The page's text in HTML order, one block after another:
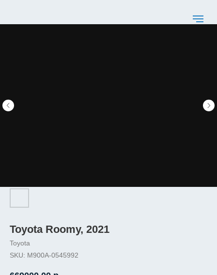
Toyota Roomy, 2021
Toyota
SKU: M900A-0545992